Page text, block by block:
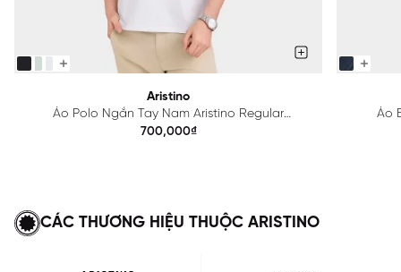
Aristino
Áo Polo Ngắn Tay Nam Aristino Regular
APS615EDP01
700,000₫
Áo
CÁC THƯƠNG HIỆU THUỘC ARISTINO